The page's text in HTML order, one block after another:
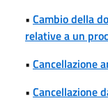
• Cambio della
relative a un
• Cancellazione
• Cancellazione